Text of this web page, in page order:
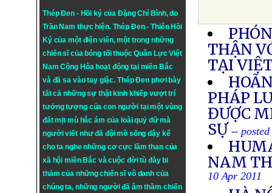
Thép Đen - Hồi ký của Đặng Chí Bình, do
Trần Nam thực hiện. Thép Đen- Thiên Hồi
Ký của một điện viên, một trong những
chiến sĩ của bóng tối thuộc Quân Lực Việt
Nam Cộng Hòa hoạt động tại miền Bắc
và đã sa vào tay giặc. Thép Đen phơi bày
tất cả những sự thật kinh khiếp vượt trí
tưởng tượng của con người tại một vùng
đất mịt mù hắc ám của loài quỷ dữ mà
người viết như đã đội mồ sống dậy kể
cho ta nghe những cơ cực lầm than của
xã hội miền Bắc và cuộc đời tù đày bi
thảm của những chiến sĩ vô danh của
chúng ta, những người đã âm thầm chiến
THẬN
TẠI
PHÁP
ĐƯỢC
SỰ --
NAM
10 Apr 2011